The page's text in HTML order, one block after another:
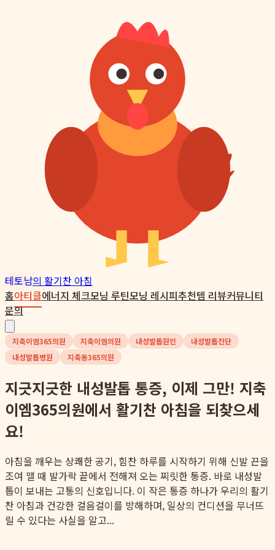
테토남의 활기찬 아침
홈아티클에너지 체크모닝 루틴모닝 레시피추천템 리뷰커뮤니티
문의
지축이엠365의원 지축이엠의원 내성발톱원인
내성발톱진단
내성발톱병원
지축동365의원
지긋지긋한 내성발톱 통증, 이제 그만! 지축
이엠365의원에서 활기찬 아침을 되찾으세
요!
아침을 깨우는 상쾌한 공기, 힘찬 하루를 시작하기 위해 신발 끈을
조여 맬 때 발가락 끝에서 전해져 오는 찌릿한 통증. 바로 내성발
톱이 보내는 고통의 신호입니다. 이 작은 통증 하나가 우리의 활기
찬 아침과 건강한 걸음걸이를 방해하며, 일상의 컨디션을 무너뜨
릴 수 있다는 사실을 알고...